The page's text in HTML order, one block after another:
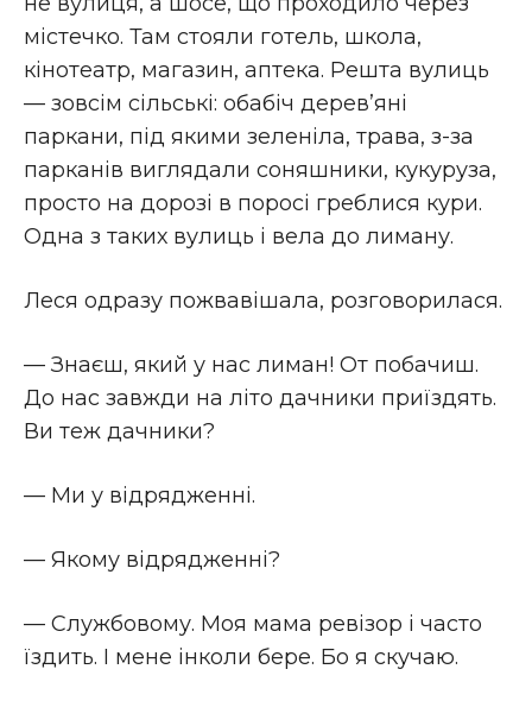
містечко. Там стояли готель, школа,
кінотеатр, магазин, аптека. Решта вулиць
— зовсім сільські: обабіч дерев’яні
паркани, під якими зеленіла, трава, з-за
парканів виглядали соняшники, кукуруза,
просто на дорозі в поросі греблися кури.
Одна з таких вулиць і вела до лиману.
Леся одразу пожвавішала, розговорилася.
— Знаєш, який у нас лиман! От побачиш.
До нас завжди на літо дачники приїздять.
Ви теж дачники?
— Ми у відрядженні.
— Якому відрядженні?
— Службовому. Моя мама ревізор і часто
їздить. І мене інколи бере. Бо я скучаю.